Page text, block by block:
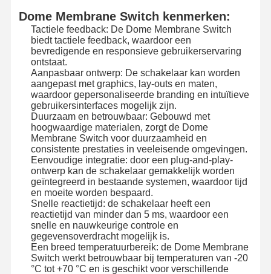
Thuis Producten Video's
Dome Membrane Switch kenmerken:
Tactiele feedback: De Dome Membrane Switch
biedt tactiele feedback, waardoor een
bevredigende en responsieve gebruikerservaring
ontstaat.
Aanpasbaar ontwerp: De schakelaar kan worden
aangepast met graphics, lay-outs en maten,
waardoor gepersonaliseerde branding en intuïtieve
gebruikersinterfaces mogelijk zijn.
Duurzaam en betrouwbaar: Gebouwd met
hoogwaardige materialen, zorgt de Dome
Membrane Switch voor duurzaamheid en
consistente prestaties in veeleisende omgevingen.
Eenvoudige integratie: door een plug-and-play-
ontwerp kan de schakelaar gemakkelijk worden
geïntegreerd in bestaande systemen, waardoor tijd
en moeite worden bespaard.
Snelle reactietijd: de schakelaar heeft een
reactietijd van minder dan 5 ms, waardoor een
snelle en nauwkeurige controle en
gegevensoverdracht mogelijk is.
Een breed temperatuurbereik: de Dome Membrane
Switch werkt betrouwbaar bij temperaturen van -20
°C tot +70 °C en is geschikt voor verschillende